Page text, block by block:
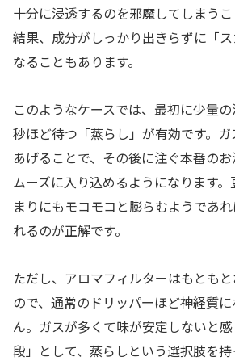
十分に浸透するのを邪魔してしまう
結果、成分がしっかり出きらずに「
なることもあります。
このようなケースでは、最初に少量
秒ほど待つ「蒸らし」が有効です。
あげることで、その後に注ぐ本番の
ムーズに入り込めるようになります
まりにもモコモコと膨らむようであ
れるのが正解です。
ただし、アロマフィルターはもとも
ので、通常のドリッパーほど神経質
ん。ガスが多くて味が安定しないと
段」として、蒸らしという選択肢を